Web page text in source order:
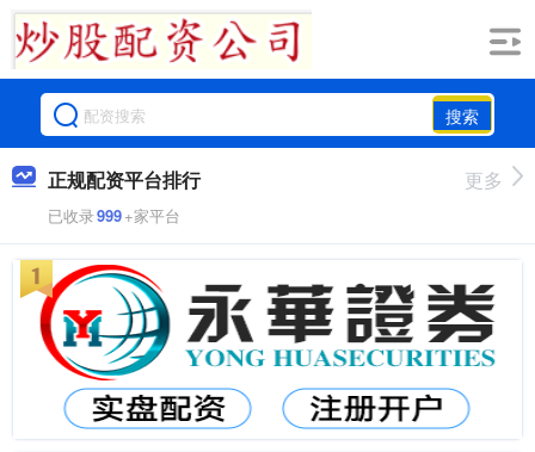
搜索
正规配资平台排行
已收录999+家平台
更多